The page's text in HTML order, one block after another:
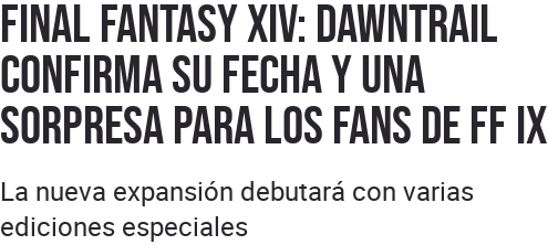
Final Fantasy XIV: Dawntrail
confirma su fecha y una
sorpresa para los fans de FF IX
La nueva expansión debutará con varias
ediciones especiales